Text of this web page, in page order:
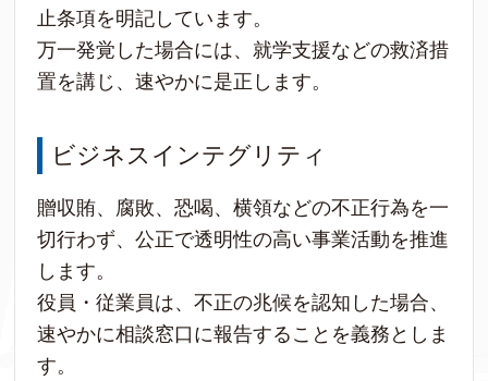
止条項を明記しています。
万一発覚した場合には、就学支援などの救済措
置を講じ、速やかに是正します。
ビジネスインテグリティ
贈収賄、腐敗、恐喝、横領などの不正行為を一
切行わず、公正で透明性の高い事業活動を推進
します。
役員・従業員は、不正の兆候を認知した場合、
速やかに相談窓口に報告することを義務としま
す。